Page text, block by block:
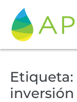
Etiqueta:
inversión